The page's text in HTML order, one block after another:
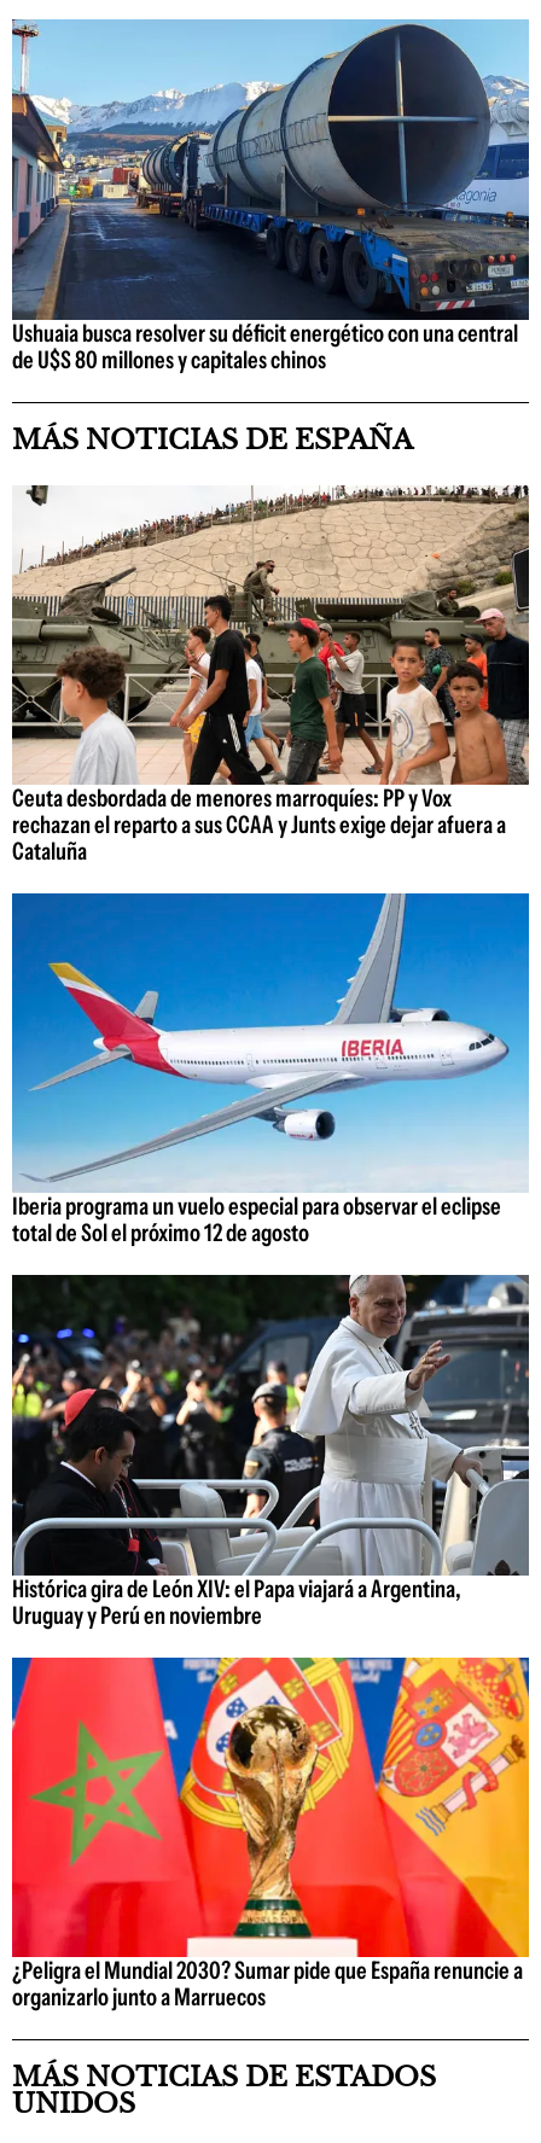
Ushuaia busca resolver su déficit energético con una central
de U$S 80 millones y capitales chinos
MÁS NOTICIAS DE ESPAÑA
Ceuta desbordada de menores marroquíes: PP y Vox
rechazan el reparto a sus CCAA y Junts exige dejar afuera a
Cataluña
Iberia programa un vuelo especial para observar el eclipse
total de Sol el próximo 12 de agosto
Histórica gira de León XIV: el Papa viajará a Argentina,
Uruguay y Perú en noviembre
¿Peligra el Mundial 2030? Sumar pide que España renuncie a
organizarlo junto a Marruecos
MÁS NOTICIAS DE ESTADOS
UNIDOS